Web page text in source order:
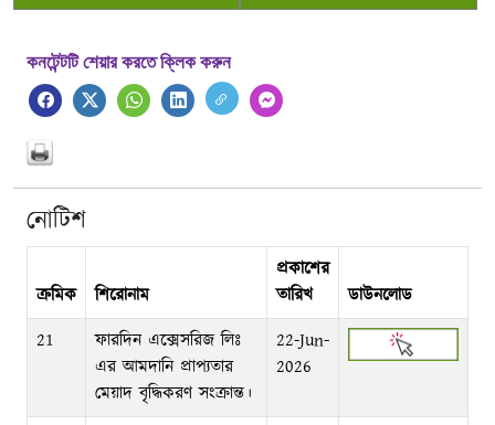
কনটেন্টটি শেয়ার করতে ক্লিক করুন
নোটিশ
ক্রমিক শিরোনাম
প্রকাশের
তারিখ
ডাউনলোড
21
ফারদিন এক্সেসরিজ লিঃ
এর আমদানি প্রাপ্যতার
মেয়াদ বৃদ্ধিকরণ সংক্রান্ত।
22-Jun-
2026